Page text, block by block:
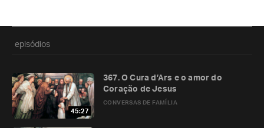
episódios
45:27
CONVERSAS DE FAMÍLIA
367. O Cura d’Ars e o amor do
Coração de Jesus